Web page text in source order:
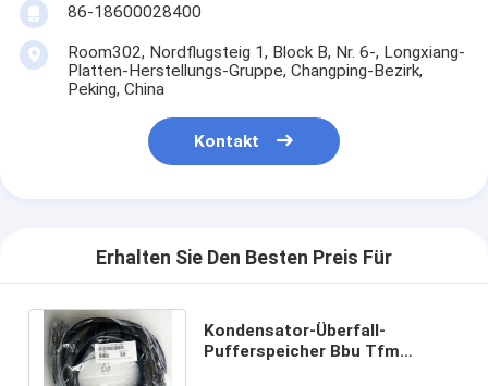
86-18600028400
Room302, Nordflugsteig 1, Block B, Nr. 6-, Longxiang-
Platten-Herstellungs-Gruppe, Changping-Bezirk,
Peking, China
Kontakt
Erhalten Sie Den Besten Preis Für
Kondensator-Überfall-
Pufferspeicher Bbu Tfm